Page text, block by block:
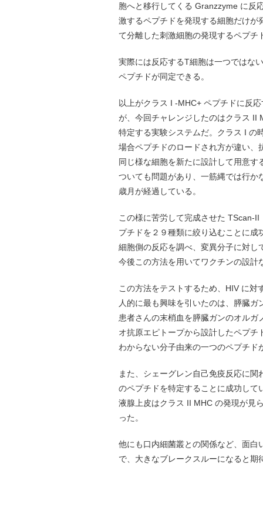
胞へと移行してくる Granzzyme に反
激するペプチドを発現する細胞だけ
て分離した刺激細胞の発現するペプ
実際には反応するT細胞は一つではな
ペプチドが同定できる。
以上がクラス I -MHC+ ペプチドに反
が、今回チャレンジしたのはクラス II
特定する実験システムだ。クラス I の
場合ペプチドのロードされ方が違い
同じ様な細胞を新たに設計して用意
ついても問題があり、一筋縄では行
歳月が経過している。
この様に苦労して完成させた TScan-
プチドを２９種類に絞り込むことに
細胞側の反応を調べ、変異分子に対
今後この方法を用いてワクチンの設計
この方法をテストするため、HIV に
人的に最も興味を引いたのは、膵臓
患者さんの末梢血を膵臓ガンのオル
オ抗原エピトープから設計したペプ
わからない分子由来の一つのペプチ
また、シェーグレン自己免疫反応に
のペプチドを特定することに成功し
液腺上皮はクラス II MHC の発現が見
った。
他にも口内細菌叢との関係など、面
で、大きなブレークスルーになると期